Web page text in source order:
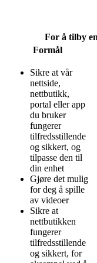
For å tilby
Formål
Sikre at vår
nettside,
nettbutikk,
portal eller app
du bruker
fungerer
tilfredsstillende
og sikkert, og
tilpasse den til
din enhet
Gjøre det mulig
for deg å spille
av videoer
Sikre at
nettbutikken
fungerer
tilfredsstillende
og sikkert, for